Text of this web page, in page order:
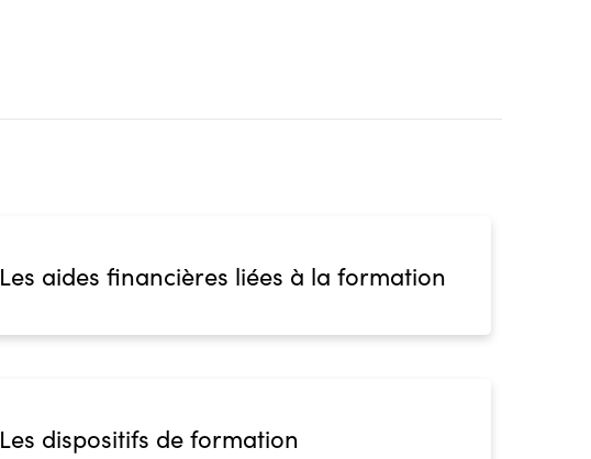
Les aides financières liées à la formation
Les dispositifs de formation